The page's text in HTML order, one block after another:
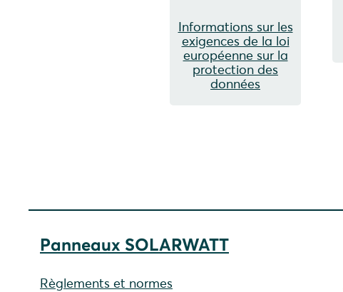
Informations sur les
exigences de la loi
européenne sur la
protection des
données
Panneaux SOLARWATT
Règlements et normes